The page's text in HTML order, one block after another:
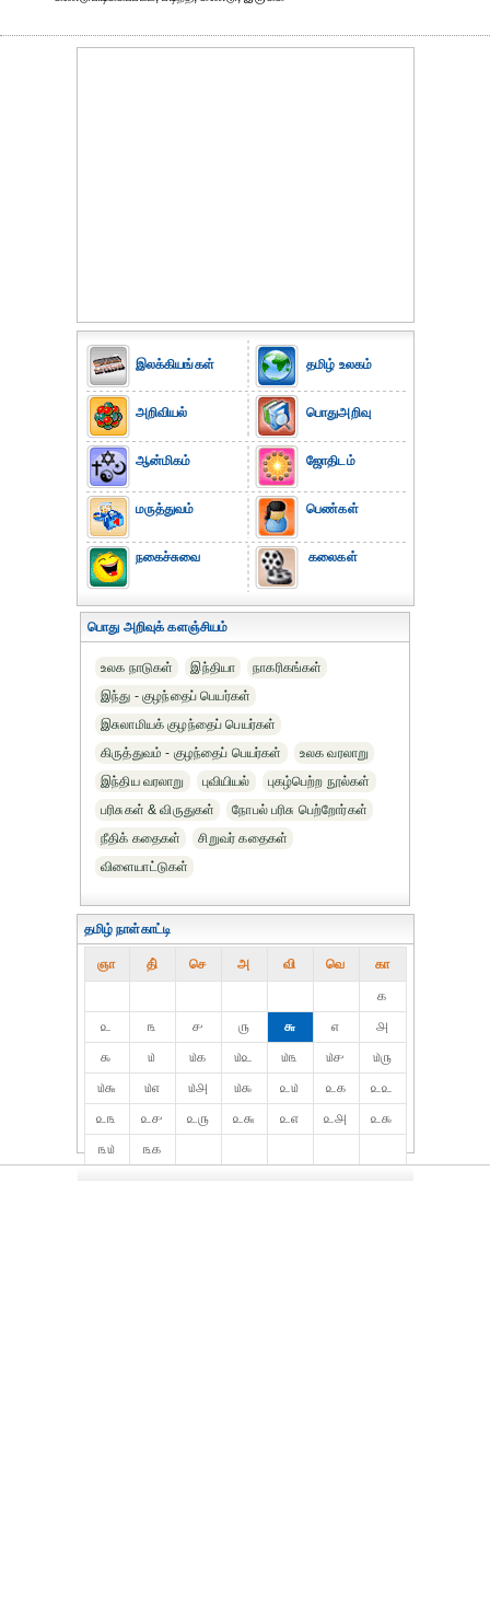
இலக்கியங்கள்
அறிவியல்
ஆன்மிகம்
மருத்துவம்
நகைச்சுவை
தமிழ் உலகம்
பொதுஅறிவு
ஜோதிடம்
பெண்கள்
கலைகள்
பொது அறிவுக் களஞ்சியம்
உலக நாடுகள் இந்தியா
நாகரிகங்கள்
இந்து - குழந்தைப் பெயர்கள்
இசுலாமியக் குழந்தைப் பெயர்கள்
கிருத்துவம் - குழந்தைப் பெயர்கள்
உலக வரலாறு
இந்திய வரலாறு
புவியியல்
புகழ்பெற்ற நூல்கள்
பரிசுகள் & விருதுகள்
நோபல் பரிசு‎ பெற்றோர்‎கள்
நீதிக் கதைகள்
சிறுவர் கதைகள்
விளையாட்டுகள்
தமிழ் நாள்காட்டி
ஞா தி் செ அ வி வெ கா
௧
௨
௩ ௪ ௫ ௬ ௭
௮
௯
௰ ௰௧ ௰௨ ௰௩ ௰௪
௰௫
௰௬
௰௭ ௰௮ ௰௯ ௨௰ ௨௧
௨௨
௨௩
௨௪ ௨௫ ௨௬ ௨௭ ௨௮
௨௯
௩௰
௩௧